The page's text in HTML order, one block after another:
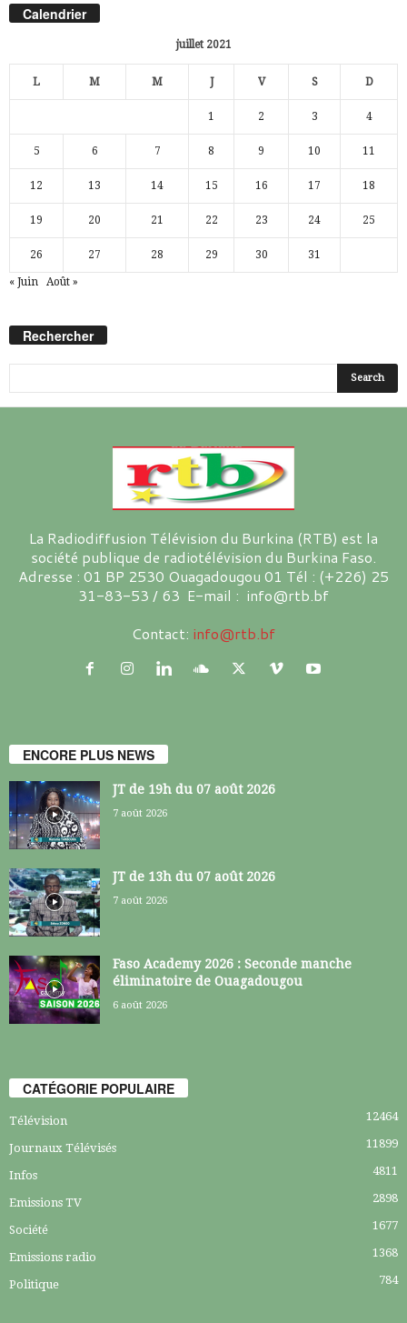
Calendrier
juillet 2021
L M M J V S D
1 2 3 4
5 6 7 8 9 10 11
12 13 14 15 16 17 18
19 20 21 22 23 24 25
26 27 28 29 30 31
« Juin Août »
Rechercher
La Radiodiffusion Télévision du Burkina (RTB) est la
société publique de radiotélévision du Burkina Faso.
Adresse : 01 BP 2530 Ouagadougou 01 Tél : (+226) 25
31-83-53 / 63 E-mail : info@rtb.bf
Contact: info@rtb.bf
ENCORE PLUS NEWS
JT de 19h du 07 août 2026
7 août 2026
JT de 13h du 07 août 2026
7 août 2026
Faso Academy 2026 : Seconde manche
éliminatoire de Ouagadougou
6 août 2026
CATÉGORIE POPULAIRE
Télévision 12464
Journaux Télévisés 11899
Infos 4811
Emissions TV 2898
Société 1677
Emissions radio 1368
Politique 784